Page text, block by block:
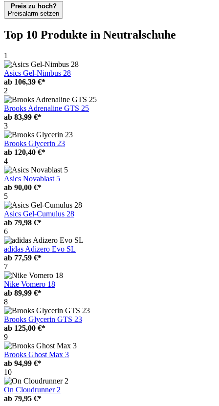
Preis zu hoch?
Preisalarm setzen
Top 10 Produkte in Neutralschuhe
1
Asics Gel-Nimbus 28
ab 106,39 €*
2
Brooks Adrenaline GTS 25
ab 83,99 €*
3
Brooks Glycerin 23
ab 120,40 €*
4
Asics Novablast 5
ab 90,00 €*
5
Asics Gel-Cumulus 28
ab 79,98 €*
6
adidas Adizero Evo SL
ab 77,59 €*
7
Nike Vomero 18
ab 89,99 €*
8
Brooks Glycerin GTS 23
ab 125,00 €*
9
Brooks Ghost Max 3
ab 94,99 €*
10
On Cloudrunner 2
ab 79,95 €*